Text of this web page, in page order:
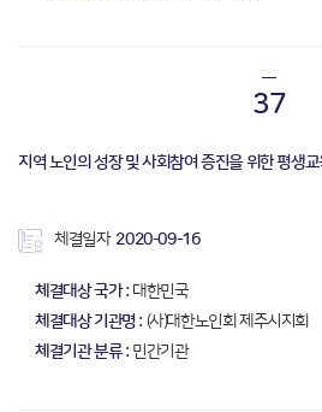
37
지역 노인의 성장 및 사회참여 증진을 위한 평생
체결대상 국가 : 대한민국
체결대상 기관명 : (사)대한노인회 제주시지회
체결기관 분류 : 민간기관
체결일자 2020-09-16